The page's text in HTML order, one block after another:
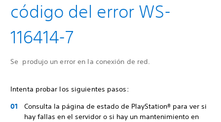
código del error WS-
116414-7
Se produjo un error en la conexión de red.
Intenta probar los siguientes pasos:
Consulta la página de estado de PlayStation® para ver si
hay fallas en el servidor o si hay un mantenimiento en